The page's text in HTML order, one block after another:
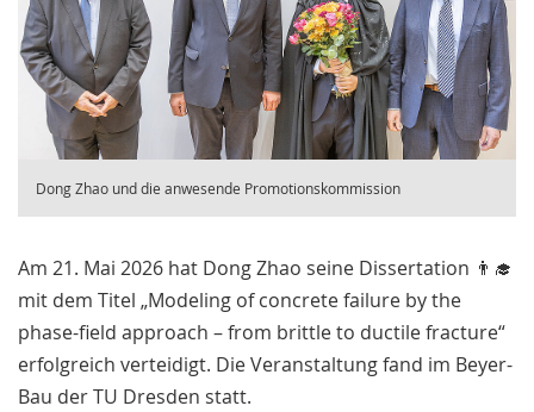
Dong Zhao und die anwesende Promotionskommission
Am 21. Mai 2026 hat Dong Zhao seine Dissertation 👨‍🎓
mit dem Titel „Modeling of concrete failure by the
phase-field approach – from brittle to ductile fracture“
erfolgreich verteidigt. Die Veranstaltung fand im Beyer-
Bau der TU Dresden statt.